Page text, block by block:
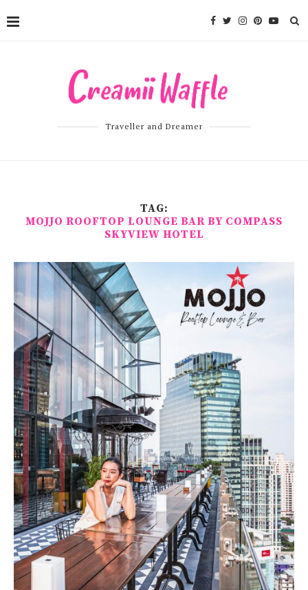
Traveller and Dreamer
TAG:
MOJJO ROOFTOP LOUNGE BAR BY COMPASS
SKYVIEW HOTEL